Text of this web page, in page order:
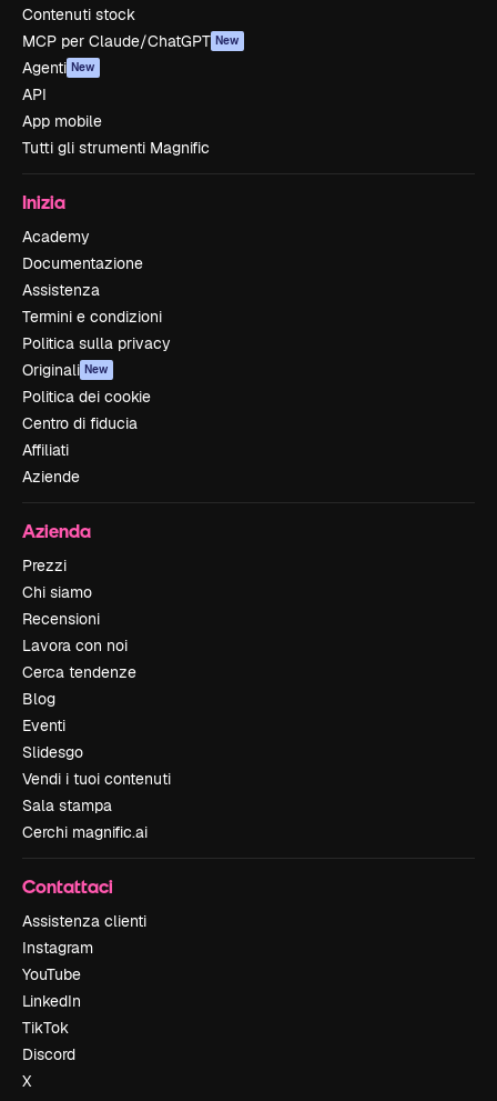
Contenuti stock
MCP per Claude/ChatGPT New
Agenti New
API
App mobile
Tutti gli strumenti Magnific
Inizia
Academy
Documentazione
Assistenza
Termini e condizioni
Politica sulla privacy
Originali New
Politica dei cookie
Centro di fiducia
Affiliati
Aziende
Azienda
Prezzi
Chi siamo
Recensioni
Lavora con noi
Cerca tendenze
Blog
Eventi
Slidesgo
Vendi i tuoi contenuti
Sala stampa
Cerchi magnific.ai
Contattaci
Assistenza clienti
Instagram
YouTube
LinkedIn
TikTok
Discord
X